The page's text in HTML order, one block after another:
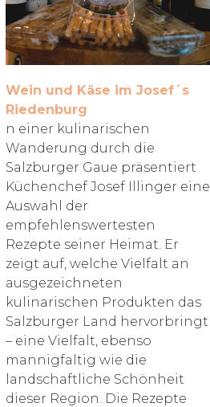
Wein und Käse im Josef´s
Riedenburg
n einer kulinarischen
Wanderung durch die
Salzburger Gaue präsentiert
Küchenchef Josef Illinger eine
Auswahl der
empfehlenswertesten
Rezepte seiner Heimat. Er
zeigt auf, welche Vielfalt an
ausgezeichneten
kulinarischen Produkten das
Salzburger Land hervorbringt
– eine Vielfalt, ebenso
mannigfaltig wie die
landschaftliche Schönheit
dieser Region. Die Rezepte